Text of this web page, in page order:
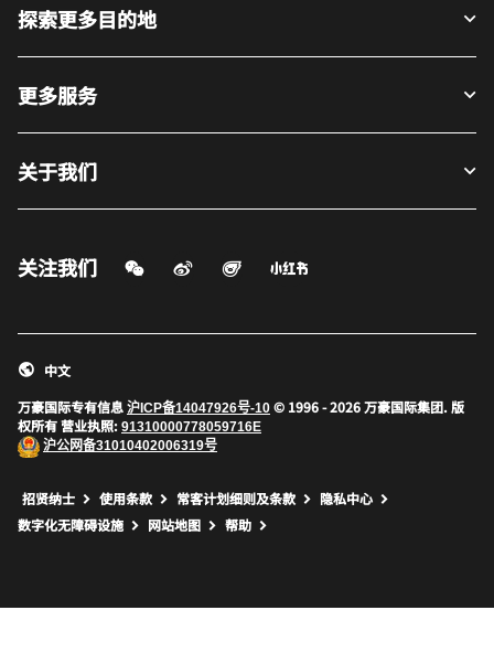
探索更多目的地
更多服务
关于我们
关注我们 微信扫一扫
微博
打开新窗口
飞猪
打开新窗口打开新窗口
万豪国际专有信息 沪ICP备14047926号-10 © 1996 - 2026 万豪国际集团. 版
权所有 营业执照: 91310000778059716E
沪公网备31010402006319号
中文
招贤纳士 打开新窗口
使用条款 打开新窗口
常客计划细则及条款 打开新窗口
隐私中心
数字化无障碍设施
网站地图 帮助